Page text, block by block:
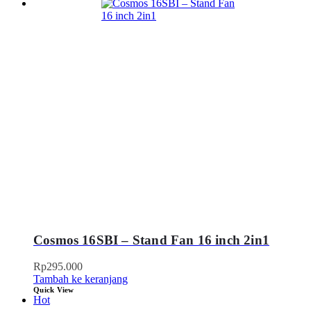
Cosmos 16SBI – Stand Fan 16 inch 2in1
Rp295.000
Tambah ke keranjang
Quick View
Hot